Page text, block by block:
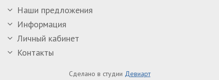
Наши предложения
Информация
Личный кабинет
Контакты
Сделано в студии Девиарт